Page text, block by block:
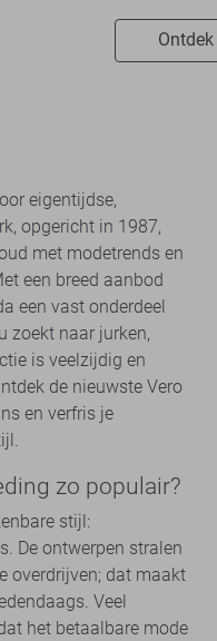
eigentijdse,
opgericht in 1987,
met modetrends en
een breed aanbod
een vast onderdeel
zoekt naar jurken,
is veelzijdig en
de nieuwste Vero
en verfris je
zo populair?
stijl:
De ontwerpen stralen
overdrijven; dat maakt
Veel
het betaalbare mode